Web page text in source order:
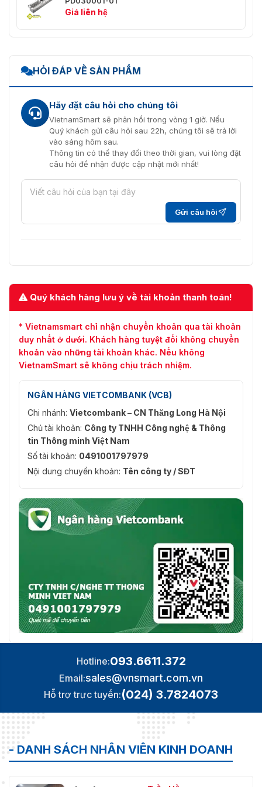
Kích thước tổng quan của cổng tra xe AT2910K
Hình ảnh mô phỏng của thiết bị kiểm tra xe AT2910K
VietnamSmartđơn vị cung cấp các thiết bị kiểm soát
xuất. Nên chất lượng đảm bảo cùng mức giá tốt nhất
đến với khách hàng. Chính sách bảo hành 12 tháng và
khắc phục lỗi thep quy định. Liên hệ với chúng tôi theo
thông tin bên dưới bài viết – Đội ngũ kinh doanh nhiệt
tình, chuyên nghiệp sễ hỗ trợ giải đáp thắc mắc – Tư vấn
Giá liên hệ
HỎI ĐÁP VỀ SẢN PHẨM
Hãy đặt câu hỏi cho chúng tôi
VietnamSmart sẽ phản hồi trong vòng 1 giờ. Nếu
Quý khách gửi câu hỏi sau 22h, chúng tôi sẽ trả lời
vào sáng hôm sau.
Thông tin có thể thay đổi theo thời gian, vui lòng đặt
câu hỏi để nhận được cập nhật mới nhất!
Gửi câu hỏi
Quý khách hàng lưu ý về tài khoản thanh toán!
* Vietnamsmart chỉ nhận chuyển khoản qua tài khoản
duy nhất ở dưới. Khách hàng tuyệt đối không chuyển
khoản vào những tài khoản khác. Nếu không
VietnamSmart sẽ không chịu trách nhiệm.
NGÂN HÀNG VIETCOMBANK (VCB)
Chi nhánh: Vietcombank – CN Thăng Long Hà Nội
Chủ tài khoản: Công ty TNHH Công nghệ & Thông
tin Thông minh Việt Nam
Số tài khoản: 0491001797979
Nội dung chuyển khoản: Tên công ty / SĐT
Hotline:093.6611.372
Email:sales@vnsmart.com.vn
Hỗ trợ trực tuyến:(024) 3.7824073
- DANH SÁCH NHÂN VIÊN KINH DOANH